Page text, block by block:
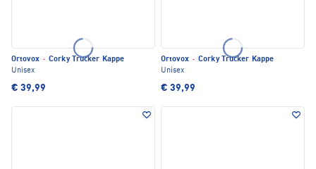
Ortovox · Corky Trucker Kappe
Unisex
€ 39,99
Ortovox · Corky Trucker Kappe
Unisex
€ 39,99